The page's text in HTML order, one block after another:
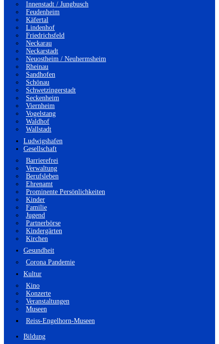
Innenstadt / Jungbusch
Feudenheim
Käfertal
Lindenhof
Friedrichsfeld
Neckarau
Neckarstadt
Neuostheim / Neuhermsheim
Rheinau
Sandhofen
Schönau
Schwetzingerstadt
Seckenheim
Viernheim
Vogelstang
Waldhof
Wallstadt
Ludwigshafen
Gesellschaft
Barrierefrei
Verwaltung
Berufsleben
Ehrenamt
Prominente Persönlichkeiten
Kinder
Familie
Jugend
Partnerbörse
Kindergärten
Kirchen
Gesundheit
Corona Pandemie
Kultur
Kino
Konzerte
Veranstaltungen
Museen
Reiss-Engelhorn-Museen
Bildung